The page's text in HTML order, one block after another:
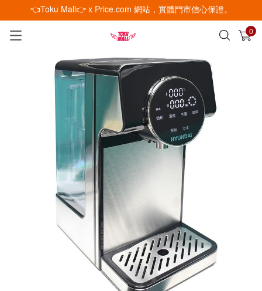
👈Toku Mall👉 x Price.com 網站，實體門市信心保證。
0
已加入購物車 查看